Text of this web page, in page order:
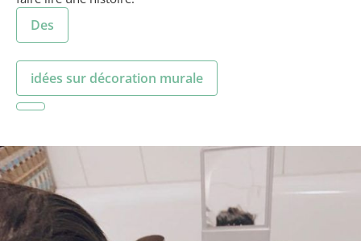
Des
idées sur décoration murale